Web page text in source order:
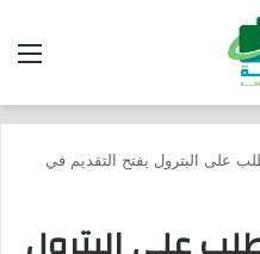
على البترول يفتح التقديم في